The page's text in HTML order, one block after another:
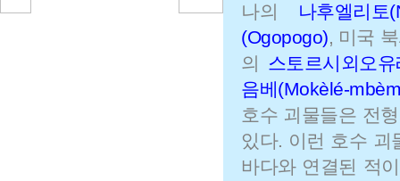
나의
나후엘리토
(Ogopogo), 미국
의 스토르시외오
음베(Mokèlé-
호수 괴물들은 전
있다. 이런 호수 괴
바다와 연결된 적